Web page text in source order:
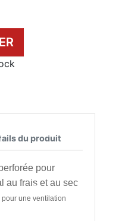
du produit
pour
au frais et au sec
une ventilation